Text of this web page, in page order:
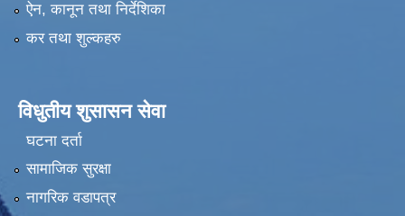
ऐन, कानून तथा निर्देशिका
कर तथा शुल्कहरु
विधुतीय शुसासन सेवा
घटना दर्ता
सामाजिक सुरक्षा
नागरिक वडापत्र